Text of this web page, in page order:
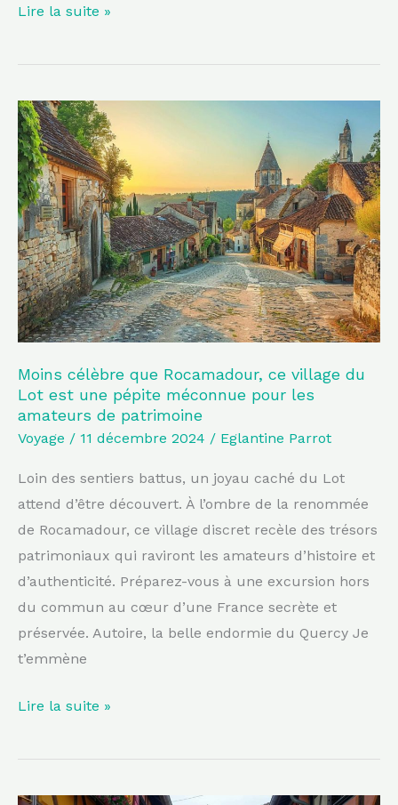
Lire la suite »
Moins célèbre que Rocamadour, ce village du
Lot est une pépite méconnue pour les
amateurs de patrimoine
Voyage / 11 décembre 2024 / Eglantine Parrot
Loin des sentiers battus, un joyau caché du Lot
attend d’être découvert. À l’ombre de la renommée
de Rocamadour, ce village discret recèle des trésors
patrimoniaux qui raviront les amateurs d’histoire et
d’authenticité. Préparez-vous à une excursion hors
du commun au cœur d’une France secrète et
préservée. Autoire, la belle endormie du Quercy Je
t’emmène
Moins
célèbre
que
Rocamadour,
ce
village
du
Lot
est
une
pépite
méconnue
pour
les
amateurs
de
patrimoine
Lire la suite »